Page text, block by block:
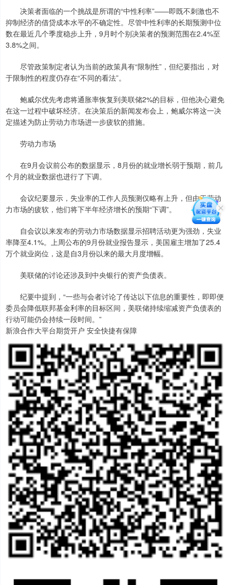
决策者面临的一个挑战是所谓的“中性利率”——即既不刺激也不
抑制经济的借贷成本水平的不确定性。尽管中性利率的长期预测中位
数在最近几个季度稳步上升，9月时个别决策者的预测范围在2.4%至
3.8%之间。
尽管政策制定者认为当前的政策具有“限制性”，但纪要指出，对
于限制性的程度仍存在“不同的看法”。
鲍威尔优先考虑将通胀率恢复到美联储2%的目标，但他决心避免
在这一过程中破坏经济。在决策后的新闻发布会上，鲍威尔将这一决
定描述为防止劳动力市场进一步疲软的措施。
劳动力市场
在9月会议前公布的数据显示，8月份的就业增长弱于预期，前几
个月的就业数据也进行了下调。
会议纪要显示，失业率的工作人员预测仅略有上升，但由于劳动
力市场的疲软，他们将下半年经济增长的预期“下调”。
自会议以来发布的劳动力市场数据显示招聘活动更为强劲，失业
率降至4.1%。上周公布的9月份就业报告显示，美国雇主增加了25.4
万个就业岗位，这是自3月份以来的最大月度增幅。
美联储的讨论还涉及到中央银行的资产负债表。
纪要中提到，“一些与会者讨论了传达以下信息的重要性，即即便
委员会降低联邦基金利率的目标区间，美联储持续缩减资产负债表的
行动可能仍会持续一段时间。”
新浪合作大平台期货开户 安全快捷有保障